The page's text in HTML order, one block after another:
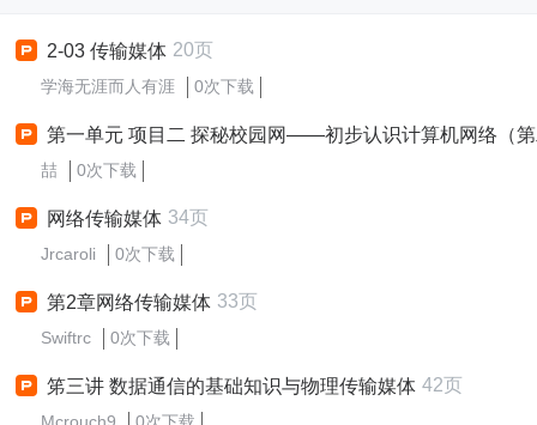
2-03 传输媒体 20页
学海无涯而人有涯 0次下载
第一单元 项目二 探秘校园网——初步认识计算机网络（第二课时）了解校园网的网络传输介质及
喆 0次下载
网络传输媒体 34页
Jrcaroli 0次下载
第2章网络传输媒体 33页
Swiftrc 0次下载
笫三讲 数据通信的基础知识与物理传输媒体 42页